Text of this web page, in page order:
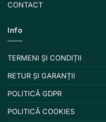
CONTACT
Info
TERMENI ȘI CONDIȚII
RETUR ȘI GARANȚII
POLITICĂ GDPR
POLITICĂ COOKIES